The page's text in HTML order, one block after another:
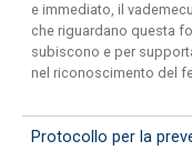
e immediato, il
che riguardano questa
subiscono e per
nel riconoscimento del
Protocollo per la